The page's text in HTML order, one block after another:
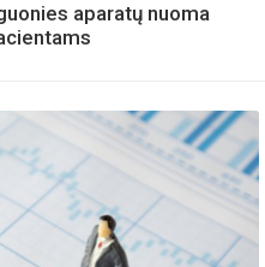
aparatų nuoma